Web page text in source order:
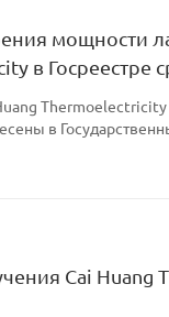
мощности
в Госреестре
в
Cai Huang